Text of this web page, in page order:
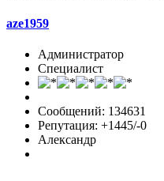
aze1959
Администратор
Специалист
Сообщений: 134631
Репутация: +1445/-0
Александр